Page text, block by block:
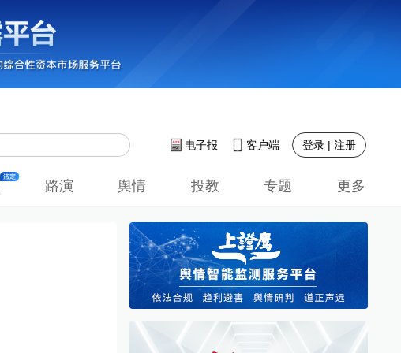
电子报 客户端 登录 | 注册
路演 舆情 投教 专题 更多